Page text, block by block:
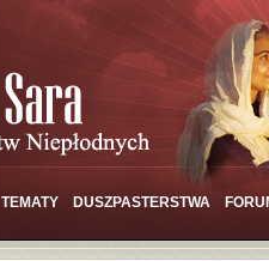
TEMATY DUSZPASTERSTWA